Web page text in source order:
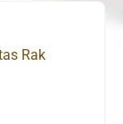
Rak